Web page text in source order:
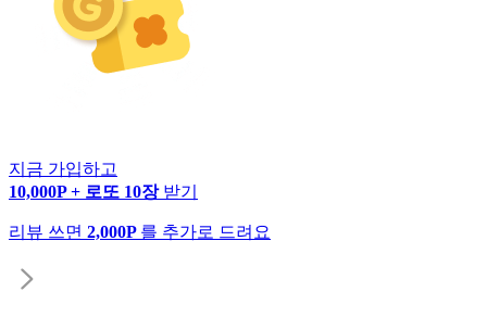
지금 가입하고
10,000P + 로또 10장 받기
리뷰 쓰면 2,000P 를 추가로 드려요